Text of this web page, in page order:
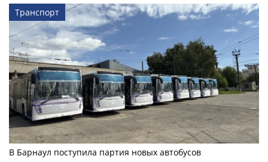
Транспорт
В Барнаул поступила партия новых автобусов